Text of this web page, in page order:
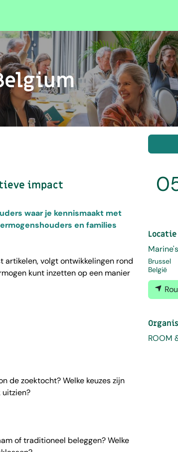
impact
waar je kennismaakt met
en families
artikelen, volgt ontwikkelingen rond
kunt inzetten op een manier
de zoektocht? Welke keuzes zijn
of traditioneel beleggen? Welke
Locatie
Brussel
België
ROOM